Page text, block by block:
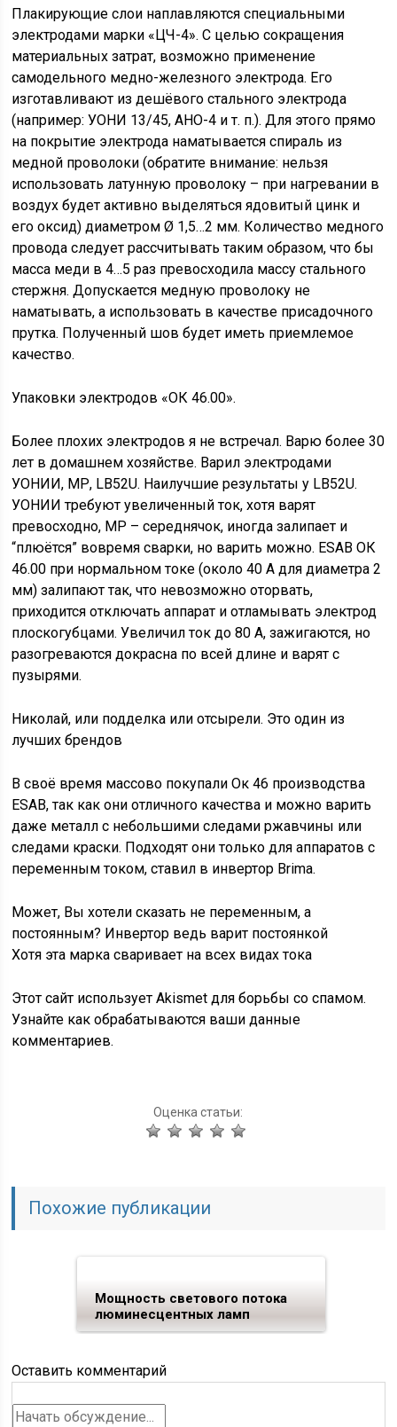
Плакирующие слои наплавляются специальными
электродами марки «ЦЧ-4». С целью сокращения
материальных затрат, возможно применение
самодельного медно-железного электрода. Его
изготавливают из дешёвого стального электрода
(например: УОНИ 13/45, АНО-4 и т. п.). Для этого прямо
на покрытие электрода наматывается спираль из
медной проволоки (обратите внимание: нельзя
использовать латунную проволоку – при нагревании в
воздух будет активно выделяться ядовитый цинк и
его оксид) диаметром Ø 1,5…2 мм. Количество медного
провода следует рассчитывать таким образом, что бы
масса меди в 4…5 раз превосходила массу стального
стержня. Допускается медную проволоку не
наматывать, а использовать в качестве присадочного
прутка. Полученный шов будет иметь приемлемое
качество.
Упаковки электродов «ОК 46.00».
Более плохих электродов я не встречал. Варю более 30
лет в домашнем хозяйстве. Варил электродами
УОНИИ, МР, LB52U. Наилучшие результаты у LB52U.
УОНИИ требуют увеличенный ток, хотя варят
превосходно, МР – середнячок, иногда залипает и
“плюётся” вовремя сварки, но варить можно. ESAB ОК
46.00 при нормальном токе (около 40 А для диаметра 2
мм) залипают так, что невозможно оторвать,
приходится отключать аппарат и отламывать электрод
плоскогубцами. Увеличил ток до 80 А, зажигаются, но
разогреваются докрасна по всей длине и варят с
пузырями.
Николай, или подделка или отсырели. Это один из
лучших брендов
В своё время массово покупали Ок 46 производства
ESAB, так как они отличного качества и можно варить
даже металл с небольшими следами ржавчины или
следами краски. Подходят они только для аппаратов с
переменным током, ставил в инвертор Brima.
Может, Вы хотели сказать не переменным, а
постоянным? Инвертор ведь варит постоянкой
Хотя эта марка сваривает на всех видах тока
Этот сайт использует Akismet для борьбы со спамом.
Узнайте как обрабатываются ваши данные
комментариев.
Оценка статьи:
Похожие публикации
Мощность светового потока
люминесцентных ламп
Оставить комментарий